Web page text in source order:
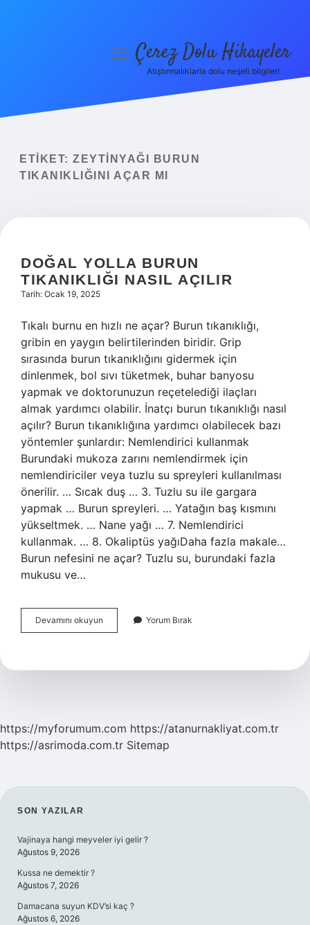
Yasal Uyarı
menüyüÇerez Dolu Hikayeler
Atıştırmalıklarla dolu neşeli bilgiler!
ETIKET: ZEYTINYAĞI BURUN
TIKANIKLIĞINI AÇAR MI
DOĞAL YOLLA BURUN
TIKANIKLIĞI NASIL AÇILIR
Tarih: Ocak 19, 2025
Tıkalı burnu en hızlı ne açar? Burun tıkanıklığı,
gribin en yaygın belirtilerinden biridir. Grip
sırasında burun tıkanıklığını gidermek için
dinlenmek, bol sıvı tüketmek, buhar banyosu
yapmak ve doktorunuzun reçetelediği ilaçları
almak yardımcı olabilir. İnatçı burun tıkanıklığı nasıl
açılır? Burun tıkanıklığına yardımcı olabilecek bazı
yöntemler şunlardır: Nemlendirici kullanmak
Burundaki mukoza zarını nemlendirmek için
nemlendiriciler veya tuzlu su spreyleri kullanılması
önerilir. … Sıcak duş … 3. Tuzlu su ile gargara
yapmak … Burun spreyleri. … Yatağın baş kısmını
yükseltmek. … Nane yağı … 7. Nemlendirici
kullanmak. … 8. Okaliptüs yağıDaha fazla makale…
Burun nefesini ne açar? Tuzlu su, burundaki fazla
mukusu ve…
Devamını okuyun
Yolla
Nasıl
Yorum Bırak
https://myforumum.com https://atanurnakliyat.com.tr
https://asrimoda.com.tr Sitemap
SIDEBAR
SON YAZILAR
Vajinaya hangi meyveler iyi gelir ?
Ağustos 9, 2026
Kussa ne demektir ?
Ağustos 7, 2026
Damacana suyun KDV’si kaç ?
Ağustos 6, 2026